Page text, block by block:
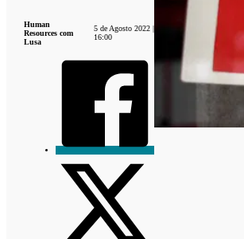
Human
Resources com
Lusa
5 de Agosto 2022 |
16:00